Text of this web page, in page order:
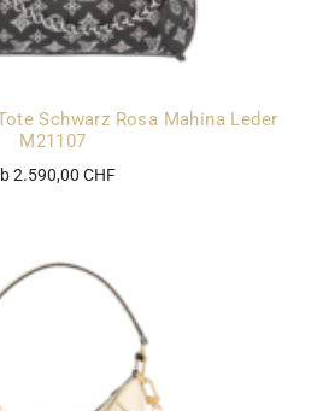
Schwarz Rosa Mahina Leder
M21107
2.590,00 CHF